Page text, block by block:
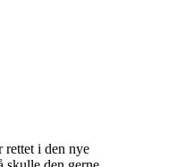
rettet i den nye